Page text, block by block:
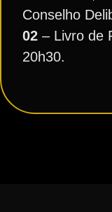
Conselho
02 – Livro de
20h30.